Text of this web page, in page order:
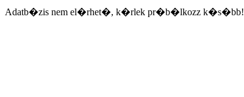
Adatb�zis nem el�rhet�, k�rlek pr�b�lkozz k�s�bb!